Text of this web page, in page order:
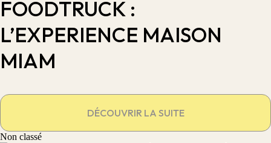
FOODTRUCK :
L’EXPERIENCE MAISON
MIAM
DÉCOUVRIR LA SUITE
Non classé